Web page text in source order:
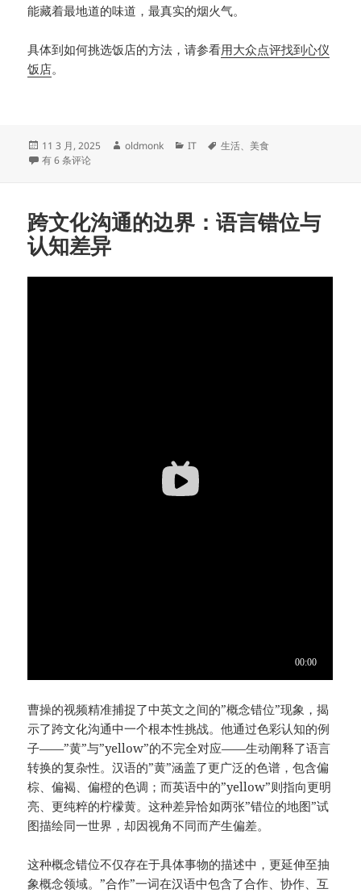
能藏着最地道的味道，最真实的烟火气。
具体到如何挑选饭店的方法，请参看用大众点评找到心仪
饭店。
发
布
11 3 月, 2025
作
oldmonk
分
IT
标
生活、美食
餐厅评分的思考
有 6 条评论
跨文化沟通的边界：语言错位与
认知差异
曹操的视频精准捕捉了中英文之间的”概念错位”现象，揭
示了跨文化沟通中一个根本性挑战。他通过色彩认知的例
子——”黄”与”yellow”的不完全对应——生动阐释了语言
转换的复杂性。汉语的”黄”涵盖了更广泛的色谱，包含偏
棕、偏褐、偏橙的色调；而英语中的”yellow”则指向更明
亮、更纯粹的柠檬黄。这种差异恰如两张”错位的地图”试
图描绘同一世界，却因视角不同而产生偏差。
这种概念错位不仅存在于具体事物的描述中，更延伸至抽
象概念领域。”合作”一词在汉语中包含了合作、协作、互